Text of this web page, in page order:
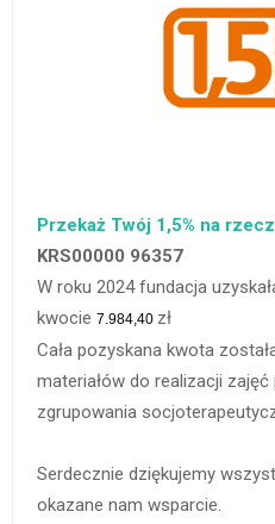
Przekaż Twój 1,5% na
KRS00000 96357
W roku 2024 fundacja
kwocie 7.984,40 zł
Cała pozyskana kwota
materiałów do realizacji
zgrupowania
Serdecznie dziękujemy
okazane nam wsparcie.